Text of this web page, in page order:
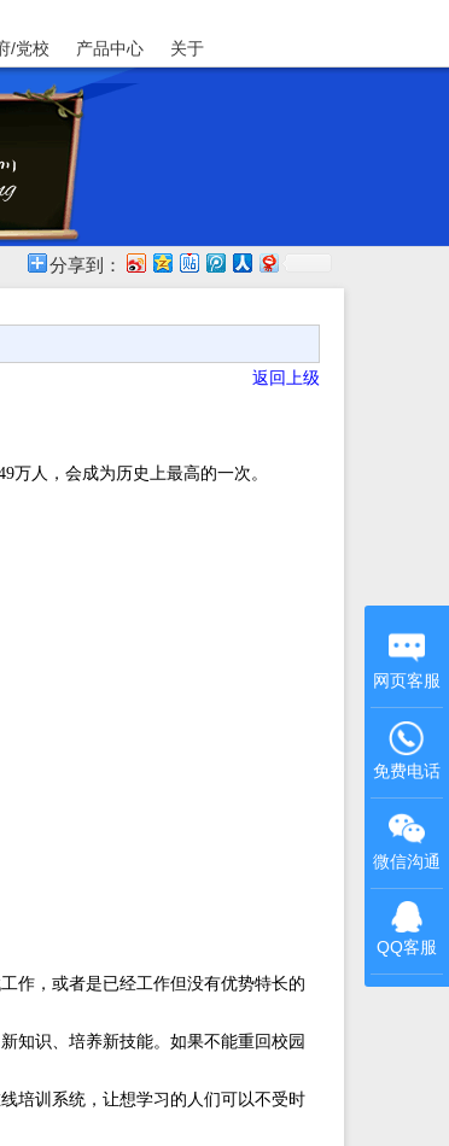
/党校 产品中心 关于
分享到：
返回上级
万人，会成为历史上最高的一次。
作，或者是已经工作但没有优势特长的
知识、培养新技能。如果不能重回校园
培训系统，让想学习的人们可以不受时
网页客服
免费电话
微信沟通
QQ客服